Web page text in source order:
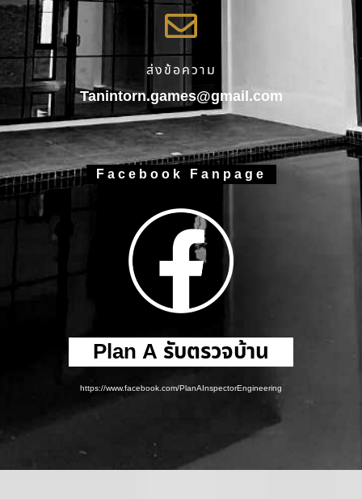
ส่งข้อความ
Tanintorn.games@gmail.com
Facebook Fanpage
Plan A รับตรวจบ้าน
https://www.facebook.com/PlanAInspectorEngineering